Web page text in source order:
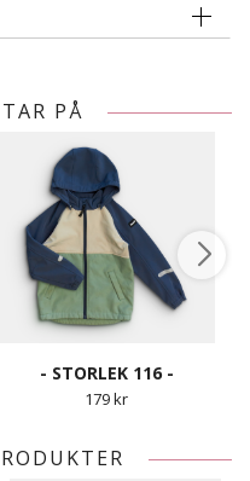
PÅ
- STORLEK 116 -
179 kr